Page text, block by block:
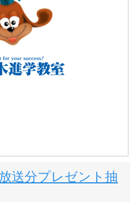
送分プレゼント抽